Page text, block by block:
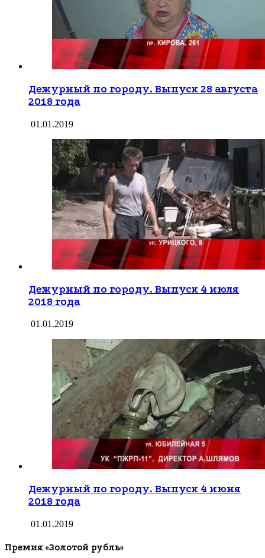
Дежурный по городу. Выпуск 28 августа
2018 года
01.01.2019
Дежурный по городу. Выпуск 4 июля
2018 года
01.01.2019
Дежурный по городу. Выпуск 4 июня
2018 года
01.01.2019
Премия «Золотой рубль»